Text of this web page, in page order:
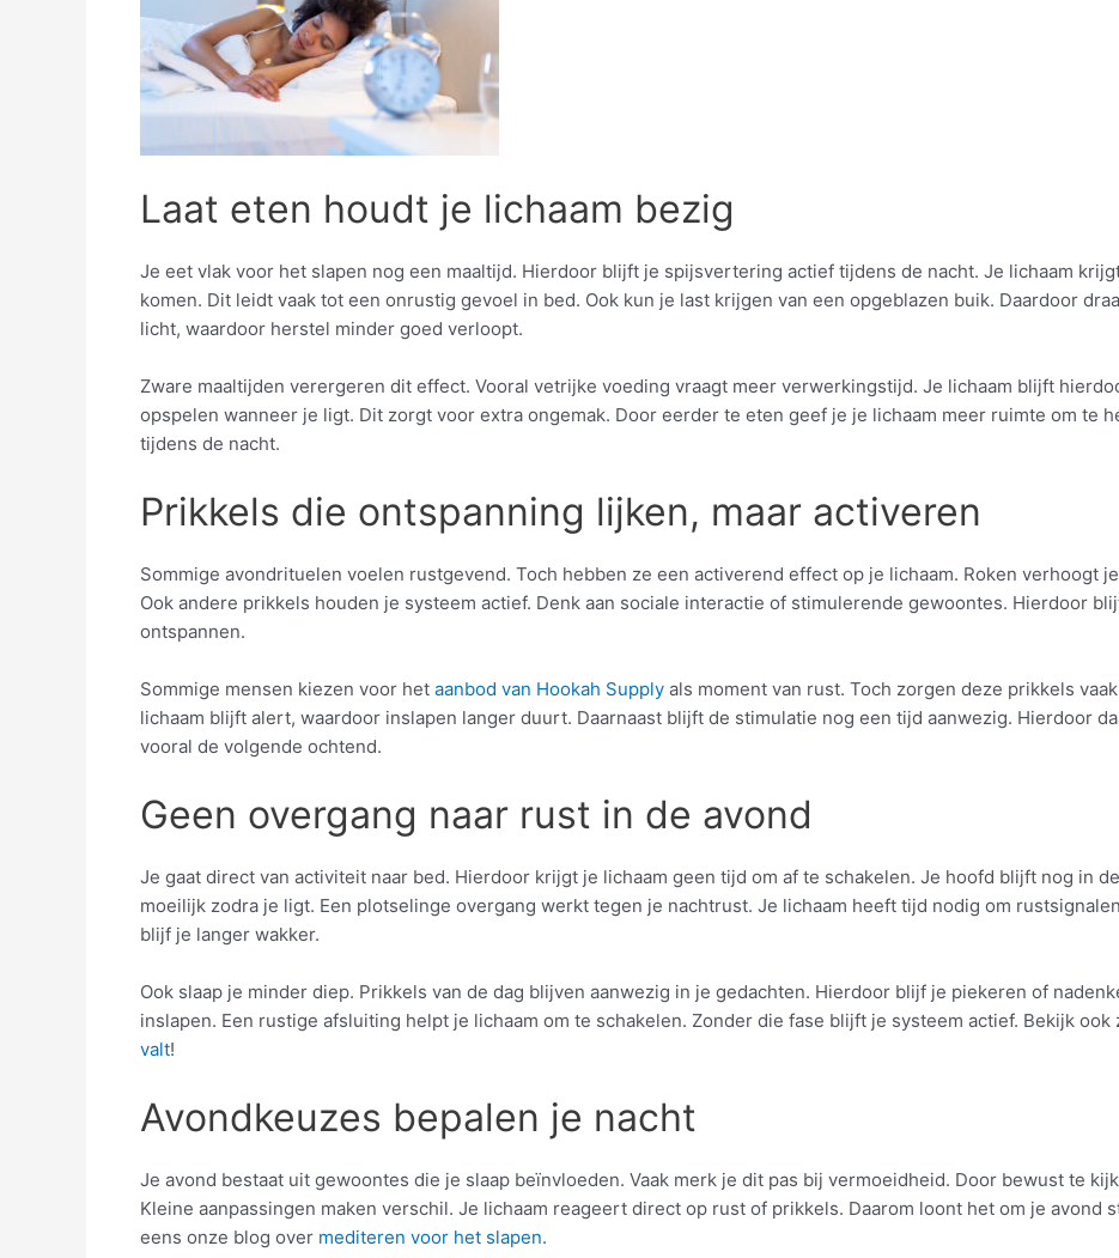
Laat eten houdt je lichaam bezig
Je eet vlak voor het slapen nog een maaltijd. Hierdoor blijft je spijsvertering actief tijdens de nacht. Je lichaam
komen. Dit leidt vaak tot een onrustig gevoel in bed. Ook kun je last krijgen van een opgeblazen buik. Daardoor
licht, waardoor herstel minder goed verloopt.
Zware maaltijden verergeren dit effect. Vooral vetrijke voeding vraagt meer verwerkingstijd. Je lichaam blijft
opspelen wanneer je ligt. Dit zorgt voor extra ongemak. Door eerder te eten geef je je lichaam meer ruimte om te
tijdens de nacht.
Prikkels die ontspanning lijken, maar activeren
Sommige avondrituelen voelen rustgevend. Toch hebben ze een activerend effect op je lichaam. Roken verhoogt
Ook andere prikkels houden je systeem actief. Denk aan sociale interactie of stimulerende gewoontes. Hierdoor
ontspannen.
Sommige mensen kiezen voor het aanbod van Hookah Supply als moment van rust. Toch zorgen deze prikkels
lichaam blijft alert, waardoor inslapen langer duurt. Daarnaast blijft de stimulatie nog een tijd aanwezig. Hierdoor
vooral de volgende ochtend.
Geen overgang naar rust in de avond
Je gaat direct van activiteit naar bed. Hierdoor krijgt je lichaam geen tijd om af te schakelen. Je hoofd blijft nog in
moeilijk zodra je ligt. Een plotselinge overgang werkt tegen je nachtrust. Je lichaam heeft tijd nodig om
blijf je langer wakker.
Ook slaap je minder diep. Prikkels van de dag blijven aanwezig in je gedachten. Hierdoor blijf je piekeren of
inslapen. Een rustige afsluiting helpt je lichaam om te schakelen. Zonder die fase blijft je systeem actief. Bekijk ook
valt!
Avondkeuzes bepalen je nacht
Je avond bestaat uit gewoontes die je slaap beïnvloeden. Vaak merk je dit pas bij vermoeidheid. Door bewust te
Kleine aanpassingen maken verschil. Je lichaam reageert direct op rust of prikkels. Daarom loont het om je avond
eens onze blog over mediteren voor het slapen.